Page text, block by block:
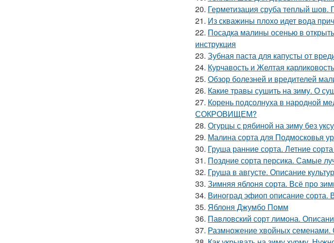
20. Герметизация сруба теплый шов.
21. Из скважины плохо идет вода
22. Посадка малины осенью в
инструкция
23. Зубная паста для капусты от
24. Курчавость и Желтая
25. Обзор болезней и вредителей
26. Какие травы сушить на зиму. О
27. Корень подсолнуха в
СОКРОВИЩЕМ?
28. Огурцы с рябиной на зиму без
29. Малина сорта для Подмосковья
30. Груша ранние сорта. Летние
31. Поздние сорта персика. Самые
32. Груша в августе. Описание
33. Зимняя яблоня сорта. Всё про
34. Виноград эфиоп описание сорта.
35. Яблоня Джумбо Помм
36. Павловский сорт лимона.
37. Размножение хвойных